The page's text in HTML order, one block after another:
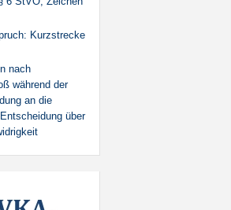
Kurzstrecke
nach
während der
an die
über